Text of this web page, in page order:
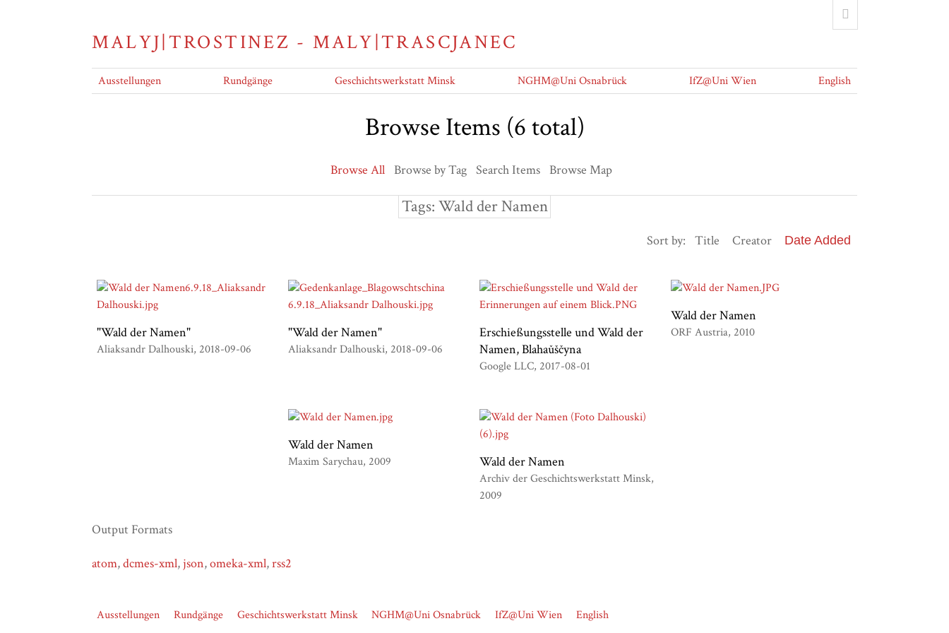
MALYJ|TROSTINEZ - MALY|TRASCJANEC
Ausstellungen Rundgänge Geschichtswerkstatt Minsk NGHM@Uni Osnabrück IfZ@Uni Wien English
Browse Items (6 total)
Browse All Browse by Tag Search Items Browse Map
Tags: Wald der Namen
Sort by: Title Creator Date Added
"Wald der Namen"
Aliaksandr Dalhouski 2018-09-06
"Wald der Namen"
Aliaksandr Dalhouski 2018-09-06
Erschießungsstelle und Wald der
Namen, Blahaǔščyna
Google LLC 2017-08-01
Wald der Namen
ORF Austria 2010
Wald der Namen
Maxim Sarychau 2009 Wald der Namen
Archiv der Geschichtswerkstatt Minsk
2009
Output Formats
atom,dcmes-xml, json,omeka-xml,rss2
Ausstellungen Rundgänge Geschichtswerkstatt Minsk NGHM@Uni Osnabrück IfZ@Uni Wien English